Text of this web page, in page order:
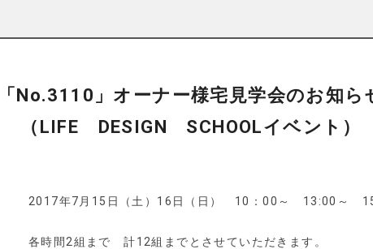
「No.3110」オーナー様宅見学会のお知ら
（LIFE DESIGN SCHOOLイベント）
2017年7月15日（土）16日（日） 10：00～ 13:00～
各時間2組まで 計12組までとさせていただきます。